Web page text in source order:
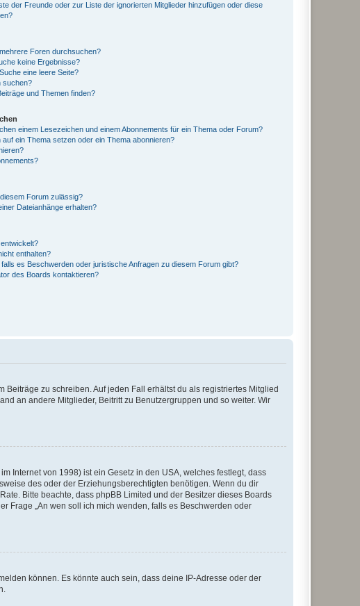
der Freunde oder zur Liste der ignorierten Mitglieder hinzufügen oder diese
Foren durchsuchen?
keine Ergebnisse?
eine leere Seite?
suchen?
und Themen finden?
einem Lesezeichen und einem Abonnements für ein Thema oder Forum?
ein Thema setzen oder ein Thema abonnieren?
Forum zulässig?
Dateianhänge erhalten?
enthalten?
es Beschwerden oder juristische Anfragen zu diesem Forum gibt?
des Boards kontaktieren?
zu schreiben. Auf jeden Fall erhältst du als registriertes Mitglied
an andere Mitglieder, Beitritt zu Benutzergruppen und so weiter. Wir
Internet von 1998) ist ein Gesetz in den USA, welches festlegt, dass
des oder der Erziehungsberechtigten benötigen. Wenn du dir
Bitte beachte, dass phpBB Limited und der Besitzer dieses Boards
Frage „An wen soll ich mich wenden, falls es Beschwerden oder
können. Es könnte auch sein, dass deine IP-Adresse oder der